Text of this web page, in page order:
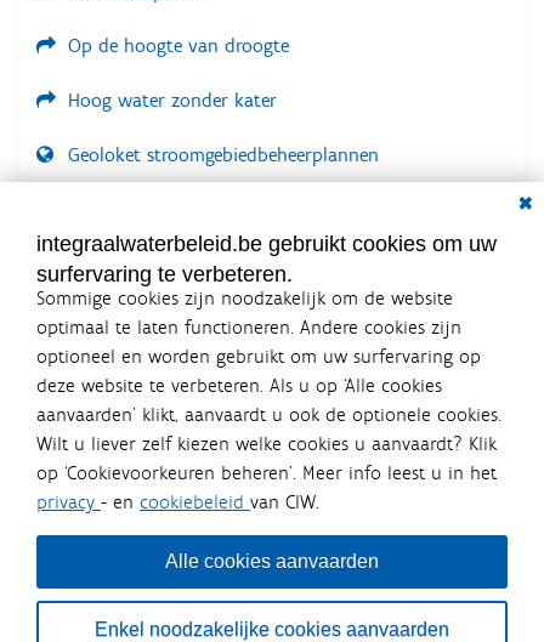
Op de hoogte van droogte
Hoog water zonder kater
Geoloket stroomgebiedbeheerplannen
LOGIN VEREIST
integraalwaterbeleid.be gebruikt cookies om uw
surfervaring te verbeteren.
Sommige cookies zijn noodzakelijk om de website
optimaal te laten functioneren. Andere cookies zijn
optioneel en worden gebruikt om uw surfervaring op
deze website te verbeteren. Als u op ‘Alle cookies
aanvaarden’ klikt, aanvaardt u ook de optionele cookies.
Wilt u liever zelf kiezen welke cookies u aanvaardt? Klik
op ‘Cookievoorkeuren beheren’. Meer info leest u in het
privacy - en cookiebeleid van CIW.
Alle cookies aanvaarden
Enkel noodzakelijke cookies aanvaarden
Integraalwaterbeleid.be is een
officiële website van de Vlaamse
overheid
uitgegeven door Coördinatiecommissie Integraal
Waterbeleid
De Coördinatiecommissie Integraal Waterbeleid (CIW) is een
bestuursniveaus die bij het waterbeleid betrokken zijn. Ook
waterbedrijven nemen deel aan het overleg. Deze
samenwerking zorgt voor een gecoördineerde en
geïntegreerde aanpak van het waterbeleid en waterbeheer
in Vlaanderen.